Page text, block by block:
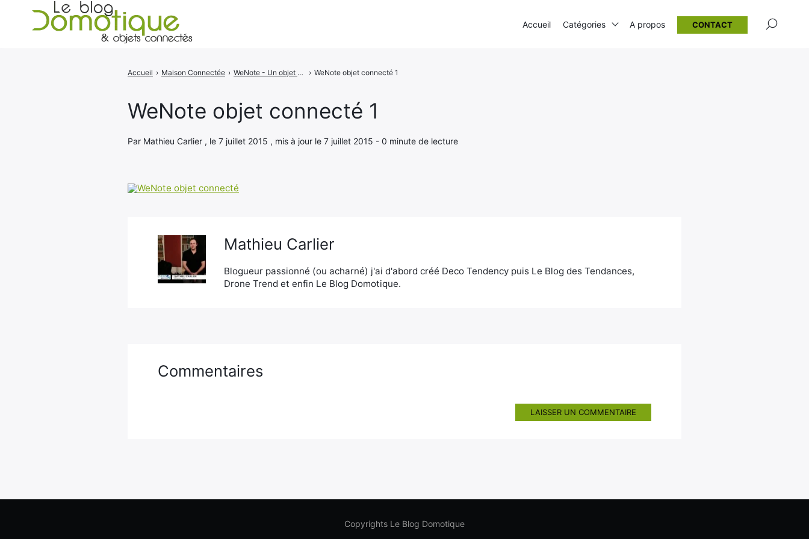
WeNote objet connecté 1
Par Mathieu Carlier , le 7 juillet 2015 , mis à jour le 7 juillet 2015 - 0 minute de lecture
Accueil › Maison Connectée › WeNote - Un objet connecté pour ne plus rien oublier › WeNote objet connecté 1
Mathieu Carlier
Blogueur passionné (ou acharné) j'ai d'abord créé Deco Tendency puis Le Blog des Tendances,
Drone Trend et enfin Le Blog Domotique.
Commentaires
LAISSER UN COMMENTAIRE
Accueil Catégories A propos CONTACT
Copyrights Le Blog Domotique
Rechercher